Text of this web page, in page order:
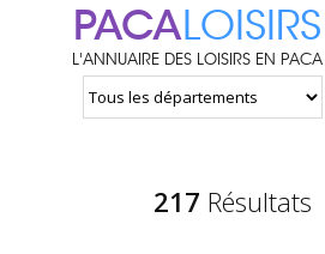
PACALOISIRS
L'ANNUAIRE DES LOISIRS EN PACA
217 Résultats